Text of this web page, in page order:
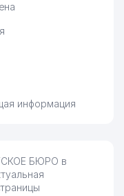
информация
БЮРО в